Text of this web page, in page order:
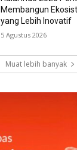
Membangun
yang Lebih Inovatif
5 Agustus 2026
Muat lebih banyak